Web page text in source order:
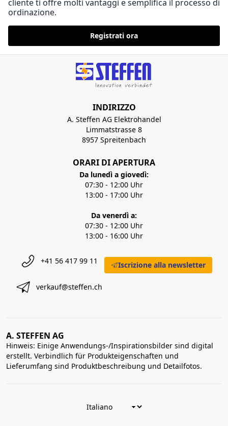
cliente ti offre molti vantaggi e semplifica il processo di
ordinazione.
Registrati ora
INDIRIZZO
A. Steffen AG Elektrohandel
Limmatstrasse 8
8957 Spreitenbach
ORARI DI APERTURA
Da lunedì a giovedì:
07:30 - 12:00 Uhr
13:00 - 17:00 Uhr
Da venerdì a:
07:30 - 12:00 Uhr
13:00 - 16:00 Uhr
+41 56 417 99 11
verkauf@steffen.ch
Iscrizione alla newsletter
A. STEFFEN AG
Hinweis: Einige Anwendungs-/Inspirationsbilder sind digital
erstellt. Verbindlich für Produkteigenschaften und
Lieferumfang sind Produktbeschreibung und Detailfotos.